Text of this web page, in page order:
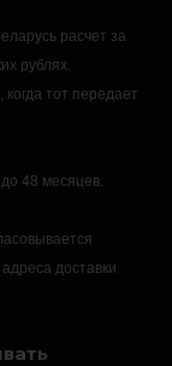
расчет за
рублях.
тот передает
48 месяцев.
доставки